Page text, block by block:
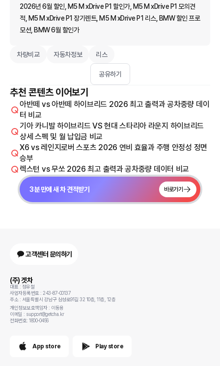
2026년 6월 할인, M5 M xDrive P1 할인가, M5 M xDrive P1 모의견
적, M5 M xDrive P1 장기렌트, M5 M xDrive P1 리스, BMW 할인 프로
모션, BMW 6월 할인가
차량비교 자동차정보 리스
공유하기
추천 콘텐츠 이어보기
아반떼 vs 아반떼 하이브리드 2026 최고 출력과 공차중량 데이
터 비교
기아 카니발 하이브리드 VS 현대 스타리아 라운지 하이브리드
상세 스펙 및 월 납입금 비교
X6 vs 레인지로버 스포츠 2026 연비 효율과 주행 안정성 정면
승부
렉스턴 vs 무쏘 2026 최고 출력과 공차중량 데이터 비교
3분 만에 새 차 견적받기 바로가기
고객센터 문의하기
(주) 겟차
대표 : 정유철
사업자등록번호 : 243-87-00137
주소 : 서울특별시 강남구 삼성로91길 32 10층, 11층, 12층
개인정보보호책임자 : 이동용
이메일 : support@getcha.kr
전화번호: 1800-0456
App store Play store